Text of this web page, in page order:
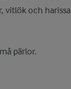
vitlök och harissa
pärlor.